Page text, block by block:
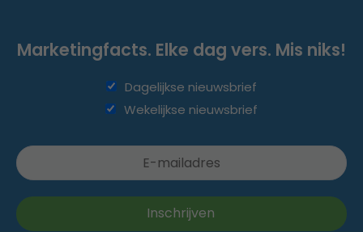
Marketingfacts. Elke dag vers. Mis niks!
Dagelijkse nieuwsbrief
Wekelijkse nieuwsbrief